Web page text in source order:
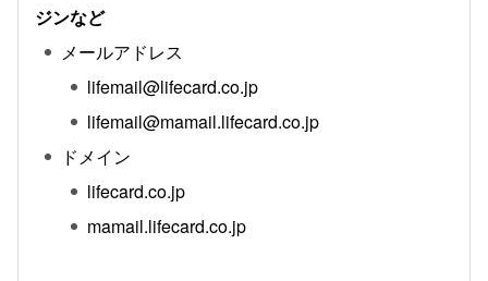
ジンなど
メールアドレス
lifemail@lifecard.co.jp
lifemail@mamail.lifecard.co.jp
ドメイン
lifecard.co.jp
mamail.lifecard.co.jp